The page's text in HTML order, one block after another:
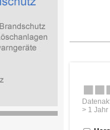
> 1 Jahr